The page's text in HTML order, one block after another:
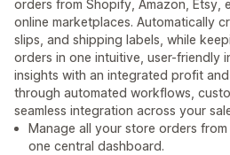
orders from Shopify, Amazon, Etsy,
online marketplaces. Automatically
slips, and shipping labels, while
orders in one intuitive, user-friendly
insights with an integrated profit
through automated workflows,
seamless integration across your
Manage all your store orders
one central dashboard.